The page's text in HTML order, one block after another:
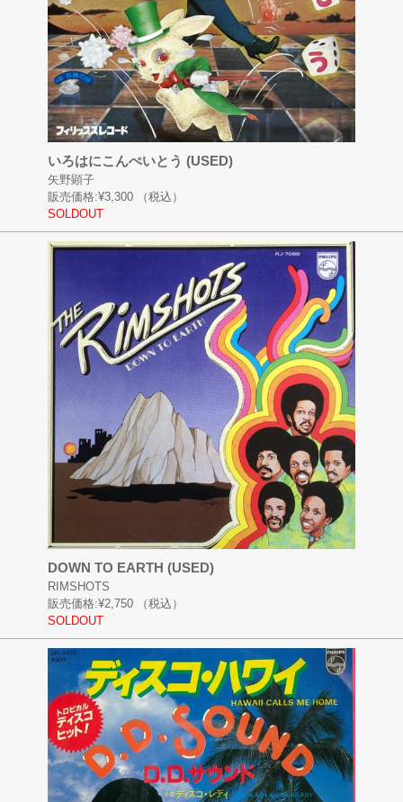
いろはにこんぺいとう (USED)
矢野顕子
販売価格:¥3,300
（税込）
SOLDOUT
DOWN TO EARTH (USED)
RIMSHOTS
販売価格:¥2,750
（税込）
SOLDOUT